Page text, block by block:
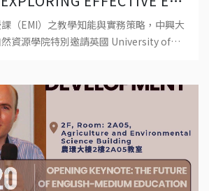
PRACTICES,
工學院EMI教師教學
（EMI）之教學知能與實務策略，中興大
資源學院特別邀請英國 University of